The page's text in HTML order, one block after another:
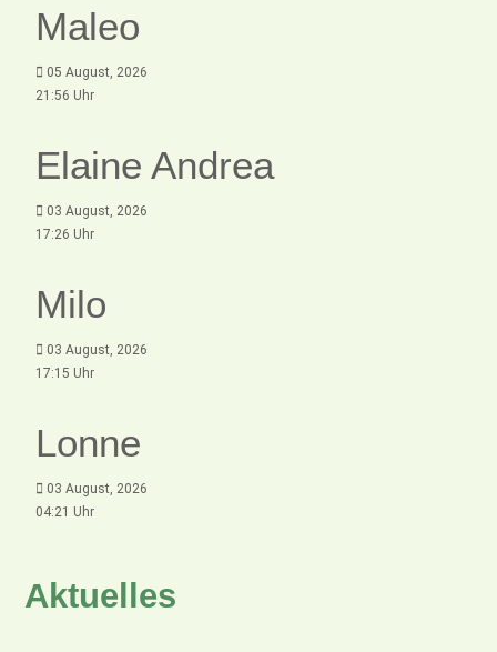
Maleo
05 August, 2026
21:56 Uhr
Elaine Andrea
03 August, 2026
17:26 Uhr
Milo
03 August, 2026
17:15 Uhr
Lonne
03 August, 2026
04:21 Uhr
Aktuelles